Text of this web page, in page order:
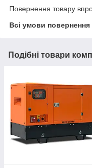
Повернення товару
Всі умови повернення
Подібні товари